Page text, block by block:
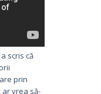
scris că
prin
vrea să-